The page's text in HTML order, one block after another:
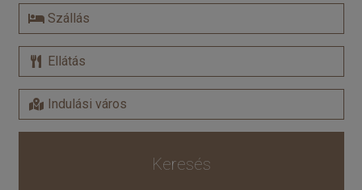
Keresés